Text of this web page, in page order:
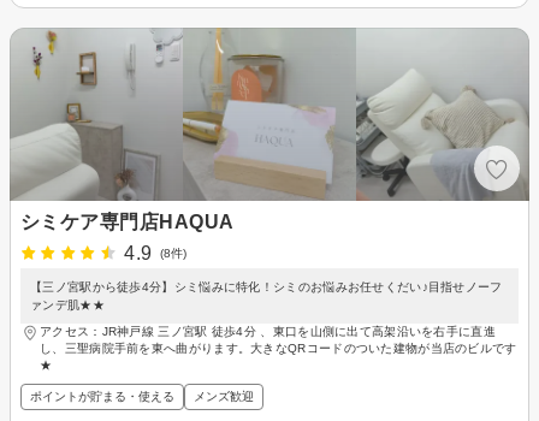
シミケア専門店HAQUA
4.9
(8件)
【三ノ宮駅から徒歩4分】シミ悩みに特化！シミのお悩みお任せくだい♪目指せノーフ
ァンデ肌★★
アクセス：JR神戸線 三ノ宮駅 徒歩4分 、東口を山側に出て高架沿いを右手に直進
し、三聖病院手前を東へ曲がります。大きなQRコードのついた建物が当店のビルです
★
ポイントが貯まる・使える メンズ歓迎